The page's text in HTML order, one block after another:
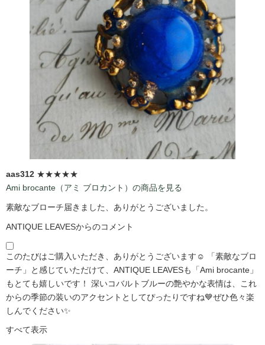
aas312 ★★★★★
Ami brocante（アミ ブロカント）の商品を見る
素敵なブローチ届きました、ありがとうございました。
ANTIQUE LEAVESからのコメント
このたびはご購入いただき、ありがとうございます☺️ 「素敵なブロ
ーチ」と感じていただけて、ANTIQUE LEAVESも「Ami brocante」
もとても嬉しいです！ 深いコバルトブルーの艶やかな表情は、これ
からの季節の装いのアクセントとしてぴったりですね💙ぜひ色々楽
しんでください✨
すべて表示